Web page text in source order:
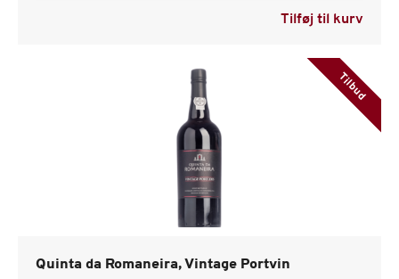
Tilføj til kurv
Tilbud
Quinta da Romaneira, Vintage Portvin